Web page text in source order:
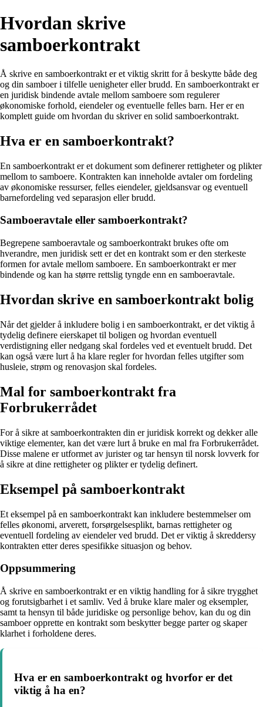
Hvordan skrive
samboerkontrakt
Å skrive en samboerkontrakt er et viktig skritt for å beskytte både deg
og din samboer i tilfelle uenigheter eller brudd. En samboerkontrakt er
en juridisk bindende avtale mellom samboere som regulerer
økonomiske forhold, eiendeler og eventuelle felles barn. Her er en
komplett guide om hvordan du skriver en solid samboerkontrakt.
Hva er en samboerkontrakt?
En samboerkontrakt er et dokument som definerer rettigheter og plikter
mellom to samboere. Kontrakten kan inneholde avtaler om fordeling
av økonomiske ressurser, felles eiendeler, gjeldsansvar og eventuell
barnefordeling ved separasjon eller brudd.
Samboeravtale eller samboerkontrakt?
Begrepene samboeravtale og samboerkontrakt brukes ofte om
hverandre, men juridisk sett er det en kontrakt som er den sterkeste
formen for avtale mellom samboere. En samboerkontrakt er mer
bindende og kan ha større rettslig tyngde enn en samboeravtale.
Hvordan skrive en samboerkontrakt bolig
Når det gjelder å inkludere bolig i en samboerkontrakt, er det viktig å
tydelig definere eierskapet til boligen og hvordan eventuell
verdistigning eller nedgang skal fordeles ved et eventuelt brudd. Det
kan også være lurt å ha klare regler for hvordan felles utgifter som
husleie, strøm og renovasjon skal fordeles.
Mal for samboerkontrakt fra
Forbrukerrådet
For å sikre at samboerkontrakten din er juridisk korrekt og dekker alle
viktige elementer, kan det være lurt å bruke en mal fra Forbrukerrådet.
Disse malene er utformet av jurister og tar hensyn til norsk lovverk for
å sikre at dine rettigheter og plikter er tydelig definert.
Eksempel på samboerkontrakt
Et eksempel på en samboerkontrakt kan inkludere bestemmelser om
felles økonomi, arverett, forsørgelsesplikt, barnas rettigheter og
eventuell fordeling av eiendeler ved brudd. Det er viktig å skreddersy
kontrakten etter deres spesifikke situasjon og behov.
Oppsummering
Å skrive en samboerkontrakt er en viktig handling for å sikre trygghet
og forutsigbarhet i et samliv. Ved å bruke klare maler og eksempler,
samt ta hensyn til både juridiske og personlige behov, kan du og din
samboer opprette en kontrakt som beskytter begge parter og skaper
klarhet i forholdene deres.
Hva er en samboerkontrakt og hvorfor er det
viktig å ha en?